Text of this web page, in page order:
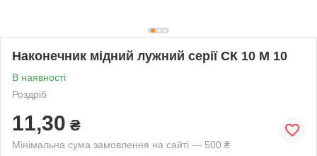
Наконечник мідний лужний серії СК 10 М 10
В наявності
Роздріб
11,30 ₴
Мінімальна сума замовлення на сайті — 500 ₴